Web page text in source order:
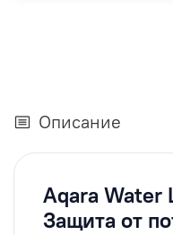
Описание
Aqara Water
Защита от